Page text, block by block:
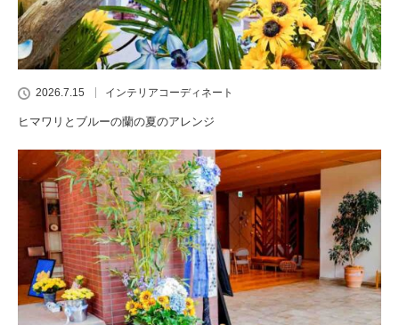
2026.7.15 インテリアコーディネート
ヒマワリとブルーの蘭の夏のアレンジ